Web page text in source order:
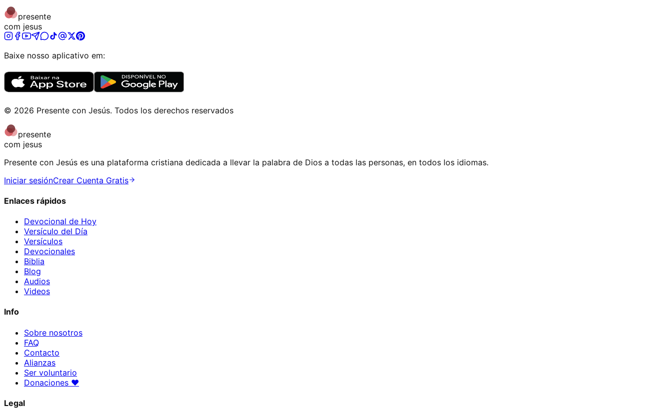
presente
com jesus
Baixe nosso aplicativo em:
© 2026 Presente con Jesús. Todos los derechos reservados
presente
com jesus
Presente con Jesús es una plataforma cristiana dedicada a llevar la palabra de Dios a todas las personas, en todos los idiomas.
Iniciar sesiónCrear Cuenta Gratis
Enlaces rápidos
Devocional de Hoy
Versículo del Día
Versículos
Devocionales
Biblia
Blog
Audios
Videos
Info
Sobre nosotros
FAQ
Contacto
Alianzas
Ser voluntario
Donaciones ♥
Legal